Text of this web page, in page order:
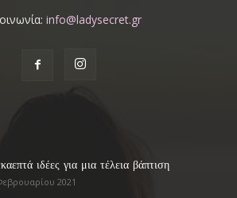
info@ladysecret.gr
ιδέες για μια τέλεια βάπτιση
2021